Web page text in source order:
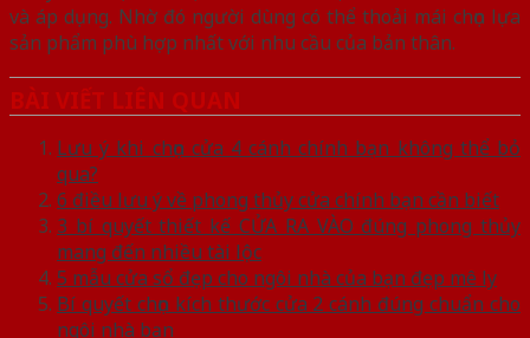
và áp dụng. Nhờ đó người dùng có thể thoải mái chọn lựa
sản phẩm phù hợp nhất với nhu cầu của bản thân.
BÀI VIẾT LIÊN QUAN
Lưu ý khi chọn cửa 4 cánh chính bạn không thể bỏ
qua?
6 điều lưu ý về phong thủy cửa chính bạn cần biết
3 bí quyết thiết kế CỬA RA VÀO đúng phong thủy
mang đến nhiều tài lộc
5 mẫu cửa sổ đẹp cho ngôi nhà của bạn đẹp mê ly
Bí quyết chọn kích thước cửa 2 cánh đúng chuẩn cho
ngôi nhà bạn